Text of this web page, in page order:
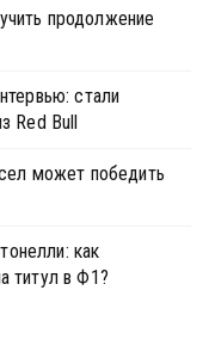
продолжение
стали
Red Bull
может победить
как
титул в Ф1?